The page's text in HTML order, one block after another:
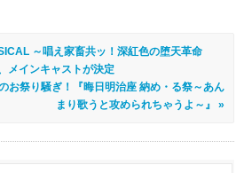
～唱え家畜共ッ！深紅色の堕天革命
メインキャストが決定
お祭り騒ぎ！『晦日明治座 納め・る祭～あん
まり歌うと攻められちゃうよ～』 »